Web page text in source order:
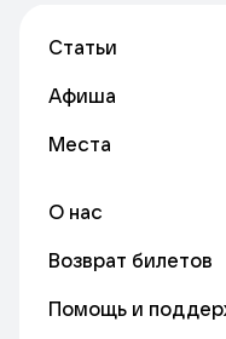
Статьи
Афиша
Места
О нас
Возврат билетов
Помощь и